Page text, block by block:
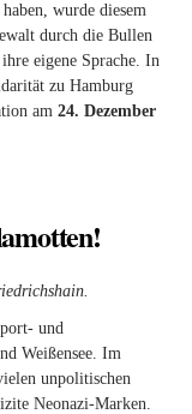
wurde diesem
durch die Bullen
eigene Sprache. In
zu Hamburg
am 24. Dezember
und
Weißensee. Im
unpolitischen
Neonazi-Marken.